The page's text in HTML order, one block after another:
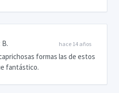
hace 14 años
B.
formas las de estos
fantástico.